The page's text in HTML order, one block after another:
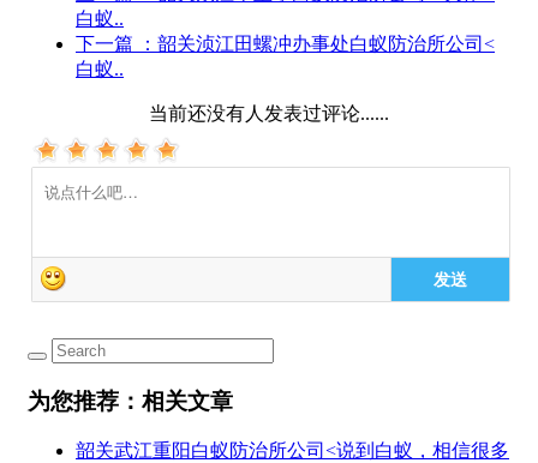
白蚁..
下一篇
：韶关浈江田螺冲办事处白蚁防治所公司<
白蚁..
当前还没有人发表过评论......
发送
为您推荐：相关文章
韶关武江重阳白蚁防治所公司<说到白蚁，相信很多